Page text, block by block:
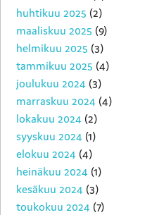
huhtikuu 2025 (2)
maaliskuu 2025 (9)
helmikuu 2025 (3)
tammikuu 2025 (4)
joulukuu 2024 (3)
marraskuu 2024 (4)
lokakuu 2024 (2)
syyskuu 2024 (1)
elokuu 2024 (4)
heinäkuu 2024 (1)
kesäkuu 2024 (3)
toukokuu 2024 (7)